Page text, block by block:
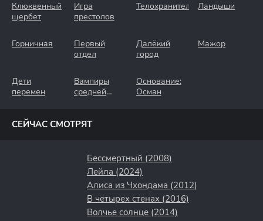
Клюквенный
щербет
Игра
престолов
Телохранители Ландыши
Горничная
Первый
отдел
Далёкий
город
Мажор
Дети
перемен
Вампиры
средней
Основание:
Осман
СЕЙЧАС СМОТРЯТ
Бессмертный (2008)
Лейла (2024)
Алиса из Чхондама (2012)
В четырех стенах (2016)
Волчье солнце (2014)